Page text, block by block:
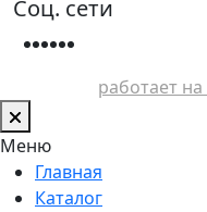
Соц. сети
работает
Меню
Главная
Каталог